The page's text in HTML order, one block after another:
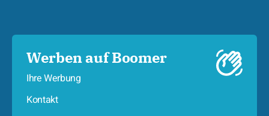
Werben auf Boomer
Ihre Werbung
Kontakt